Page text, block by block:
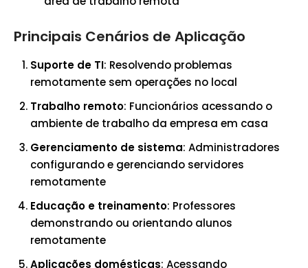
Principais Cenários de Aplicação
Suporte de TI: Resolvendo problemas
remotamente sem operações no local
Trabalho remoto: Funcionários acessando o
ambiente de trabalho da empresa em casa
Gerenciamento de sistema: Administradores
configurando e gerenciando servidores
remotamente
Educação e treinamento: Professores
demonstrando ou orientando alunos
remotamente
Aplicações domésticas: Acessando